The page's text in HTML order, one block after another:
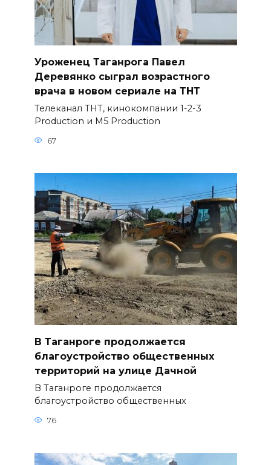
Уроженец Таганрога Павел
Деревянко сыграл возрастного
врача в новом сериале на ТНТ
Телеканал ТНТ, кинокомпании 1-2-3
Production и M5 Production
67
В Таганроге продолжается
благоустройство общественных
территорий на улице Дачной
В Таганроге продолжается
благоустройство общественных
76